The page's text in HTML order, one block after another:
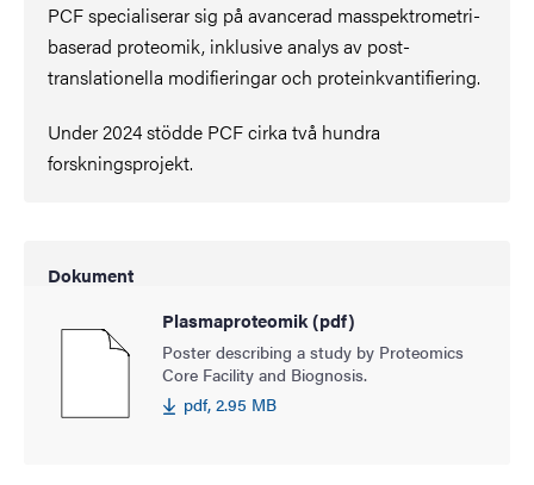
PCF specialiserar sig på avancerad masspektrometri-
baserad proteomik, inklusive analys av post-
translationella modifieringar och proteinkvantifiering.
Under 2024 stödde PCF cirka två hundra
forskningsprojekt.
Dokument
Plasmaproteomik (pdf)
Poster describing a study by Proteomics
Core Facility and Biognosis.
pdf, 2.95 MB